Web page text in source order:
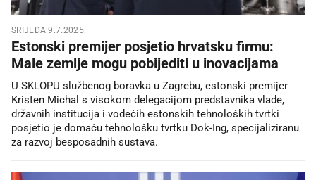
SRIJEDA 9.7.2025.
Estonski premijer posjetio hrvatsku firmu:
Male zemlje mogu pobijediti u inovacijama
U SKLOPU službenog boravka u Zagrebu, estonski premijer
Kristen Michal s visokom delegacijom predstavnika vlade,
državnih institucija i vodećih estonskih tehnoloških tvrtki
posjetio je domaću tehnološku tvrtku Dok-Ing, specijaliziranu
za razvoj besposadnih sustava.